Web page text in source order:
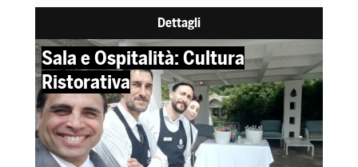
Dettagli
Sala e Ospitalità: Cultura
Ristorativa